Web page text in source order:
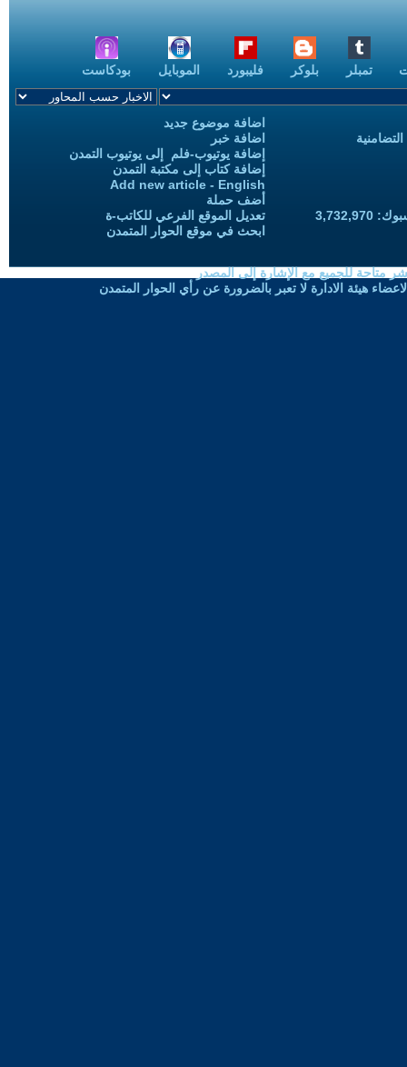
تمبلر بلوكر فليبورد الموبايل بودكاست
اضافة موضوع جديد
اضافة خبر
إضافة يوتيوب-فلم إلى يوتيوب التمدن
إضافة كتاب إلى مكتبة التمدن
Add new article - English
أضف حملة
تعديل الموقع الفرعي للكاتب-ة
ابحث في موقع الحوار المتمدن
متاحة للجميع مع الإشارة إلى المصدر
هيئة الادارة لا تعبر بالضرورة عن رأي الحوار المتمدن